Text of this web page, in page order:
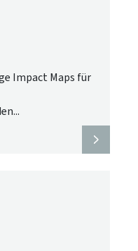
Impact Maps für